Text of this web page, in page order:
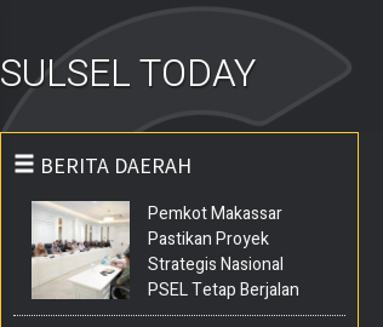
SULSEL TODAY
BERITA DAERAH
Pemkot Makassar
Pastikan Proyek
Strategis Nasional
PSEL Tetap Berjalan